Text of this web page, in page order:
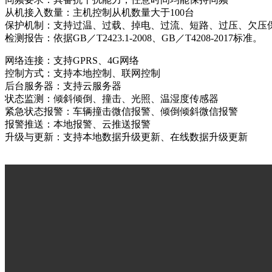
从机接入数量：主机控制从机数量大于100台
保护机制：支持过温、过载、掉电、过流、短路、过压、欠压
检测报告：依据GB／T2423.1-2008、GB／T4208-2017标准。
网络连接：支持GPRS、4G网络
控制方式：支持本地控制、联网控制
后台服务器：支持云服务器
状态监测：倾斜倾倒、撞击、光照、温湿度传感器
紧急状态报警：车辆撞击微信报警、倾倒倾斜微信报警
报警推送：本地报警、云推送报警
升级与更新：支持本地数据升级更新、在线数据升级更新